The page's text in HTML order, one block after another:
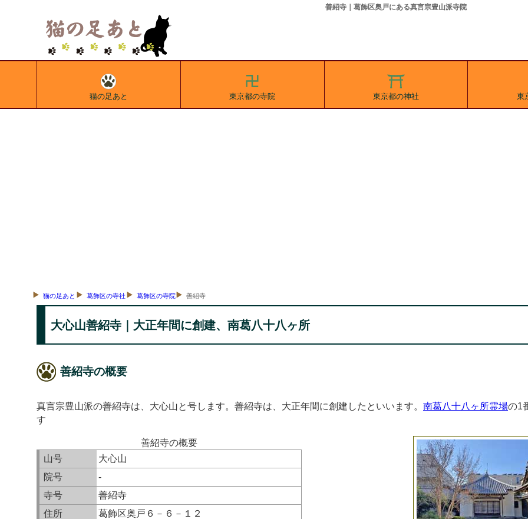
善紹寺｜葛飾区奥戸にある真言宗豊山派寺院
猫の足あと 東京都の寺院 東京都の神社 東
猫の足あと 葛飾区の寺社 葛飾区の寺院 善紹寺
大心山善紹寺｜大正年間に創建、南葛八十八ヶ所
善紹寺の概要
真言宗豊山派の善紹寺は、大心山と号します。善紹寺は、大正年間に創建したといいます。 南葛八十八ヶ所霊場の1
す
善紹寺の概要
山号
大心山
院号
-
寺号
善紹寺
住所
葛飾区奥戸６－６－１２